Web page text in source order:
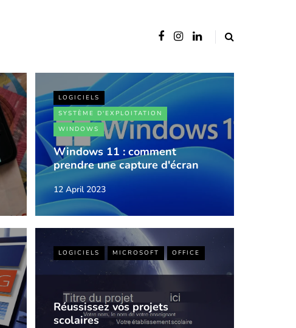
LOGICIELS
SYSTÈME D'EXPLOITATION
WINDOWS
Windows 11 : comment
prendre une capture d'écran
12 April 2023
LOGICIELS MICROSOFT OFFICE
Réussissez vos projets
scolaires